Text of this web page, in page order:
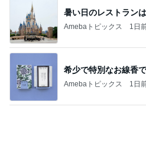
キャンペーンで当選
Amebaトピックス 2日